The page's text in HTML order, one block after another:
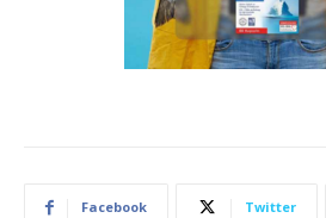
Facebook Twitter